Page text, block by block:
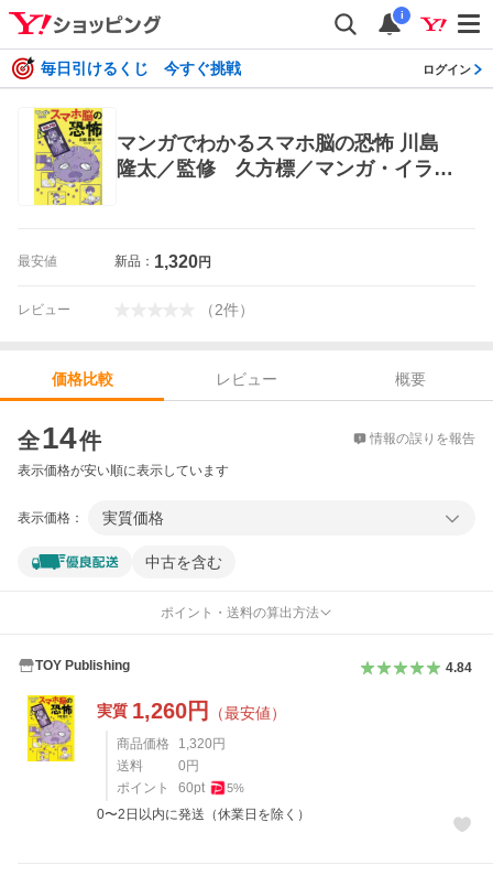
i
毎日引けるくじ 今すぐ挑戦 ログイン
マンガでわかるスマホ脳の恐怖 川島
隆太／監修 久方標／マンガ・イラス
最安値 新品： 1,320円
レビュー （2件）
価格比較 レビュー
概要
全14件 情報の誤りを報告
表示価格が安い順に表示しています
表示価格： 実質価格
中古を含む
ポイント・送料の算出方法
TOY Publishing 4.84
実質 1,260円 （最安値）
商品価格 1,320 円
送料
0 円
ポイント
60pt 5%
0〜2日以内に発送（休業日を除く）